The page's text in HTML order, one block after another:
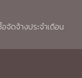
จัดจ้างประจำเดือน